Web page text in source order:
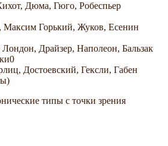
Дюма, Гюго, Робеспьер
Максим Горький, Жуков, Есенин
Драйзер, Наполеон, Бальзак
Достоевский, Гексли, Габен
типы с точки зрения